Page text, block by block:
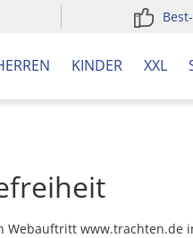
KINDER XXL
Webauftritt